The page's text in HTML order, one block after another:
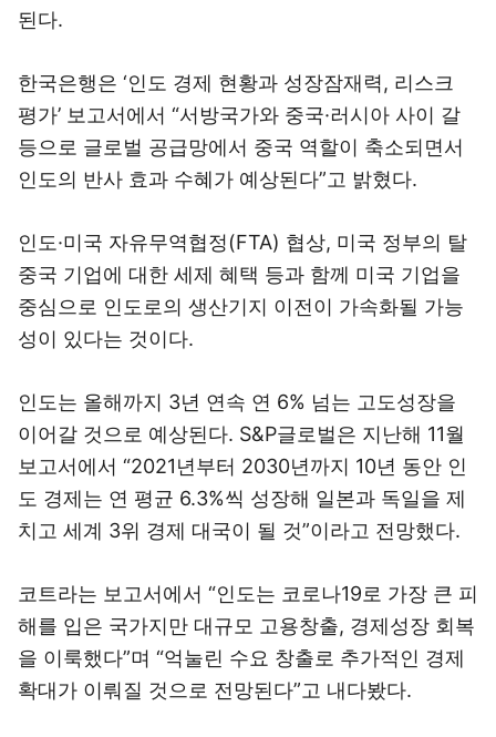
된다.
한국은행은 ‘인도 경제 현황과 성장잠재력, 리스크
평가’ 보고서에서 “서방국가와 중국·러시아 사이 갈
등으로 글로벌 공급망에서 중국 역할이 축소되면서
인도의 반사 효과 수혜가 예상된다”고 밝혔다.
인도·미국 자유무역협정(FTA) 협상, 미국 정부의 탈
중국 기업에 대한 세제 혜택 등과 함께 미국 기업을
중심으로 인도로의 생산기지 이전이 가속화될 가능
성이 있다는 것이다.
인도는 올해까지 3년 연속 연 6% 넘는 고도성장을
이어갈 것으로 예상된다. S&P글로벌은 지난해 11월
보고서에서 “2021년부터 2030년까지 10년 동안 인
도 경제는 연 평균 6.3%씩 성장해 일본과 독일을 제
치고 세계 3위 경제 대국이 될 것”이라고 전망했다.
코트라는 보고서에서 “인도는 코로나19로 가장 큰 피
해를 입은 국가지만 대규모 고용창출, 경제성장 회복
을 이룩했다”며 “억눌린 수요 창출로 추가적인 경제
확대가 이뤄질 것으로 전망된다”고 내다봤다.